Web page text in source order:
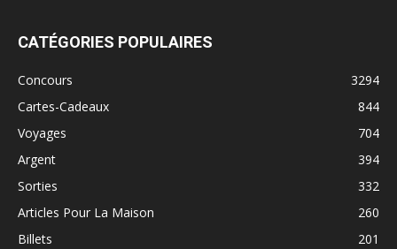
CATÉGORIES POPULAIRES
Concours
3294
Cartes-Cadeaux
844
Voyages
704
Argent
394
Sorties
332
Articles Pour La Maison
260
Billets
201